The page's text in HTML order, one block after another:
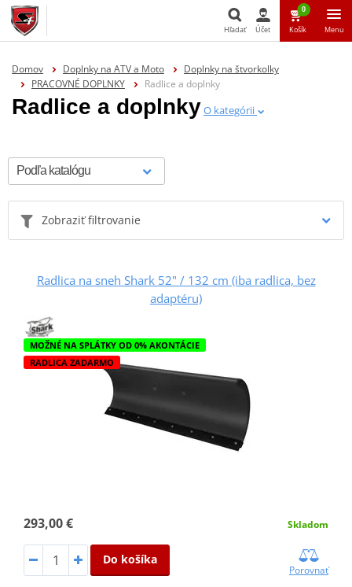
Hľadať Účet
0
Košík Menu
Domov Doplnky na ATV a Moto
Doplnky na štvorkolky
PRACOVNÉ DOPLNKY
Radlice a doplnky
Radlice a doplnkyO kategórii
Zobraziť filtrovanie
Radlica na sneh Shark 52" / 132 cm (iba radlica, bez
adaptéru)
MOŽNÉ NA SPLÁTKY OD 0% AKONTÁCIE
RADLICA ZADARMO
293,00 € Skladom
Do košíka
Porovnať